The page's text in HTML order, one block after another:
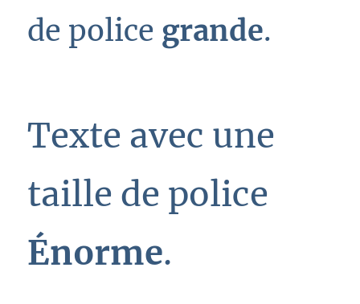
de police grande.
Texte avec une
taille de police
Énorme.